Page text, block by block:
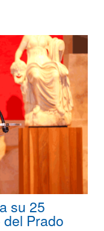
su 25
Prado